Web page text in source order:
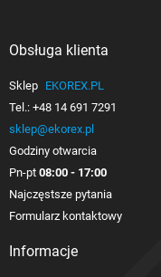
Obsługa klienta
Sklep EKOREX.PL
Tel.: +48 14 691 7291
sklep@ekorex.pl
Godziny otwarcia
Pn-pt 08:00 - 17:00
Najczęstsze pytania
Formularz kontaktowy
Informacje